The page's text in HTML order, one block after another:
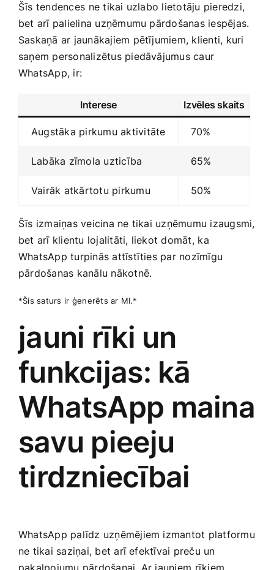
Šīs tendences⁤ ne tikai uzlabo lietotāju pieredzi,
bet arī palielina uzņēmumu pārdošanas iespējas.
Saskaņā ar jaunākajiem pētījumiem, klienti, kuri
saņem personalizētus piedāvājumus caur
WhatsApp, ir:
Interese Izvēles skaits
Augstāka pirkumu aktivitāte 70%
Labāka zīmola uzticība 65%
Vairāk atkārtotu pirkumu 50%
Šīs izmaiņas veicina ne tikai uzņēmumu izaugsmi,
bet arī klientu lojalitāti, liekot domāt, ⁢ka⁣
WhatsApp turpinās attīstīties par nozīmīgu⁤
pārdošanas kanālu‍ nākotnē.
*Šis saturs⁤ ir ģenerēts ar MI.*
jauni rīki un
funkcijas: kā
WhatsApp maina
savu ‍pieeju
tirdzniecībai
WhatsApp palīdz uzņēmējiem izmantot platformu
ne tikai saziņai, bet arī efektīvai preču un​
pakalpojumu pārdošanai. Ar jauniem⁤ rīkiem,